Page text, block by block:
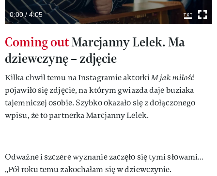
0:00 / 4:05
Coming outMarcjanny Lelek. Ma
dziewczynę – zdjęcie
Kilka chwil temu na Instagramie aktorkiM jak miłość
pojawiło się zdjęcie, na którym gwiazda daje buziaka
tajemniczej osobie. Szybko okazało się z dołączonego
wpisu, że to partnerka Marcjanny Lelek.
Odważne i szczere wyznanie zaczęło się tymi słowami…
„Pół roku temu zakochałam się w dziewczynie.